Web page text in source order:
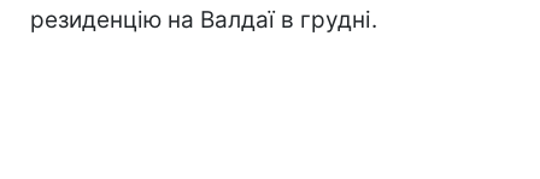
резиденцію на Валдаї в грудні.